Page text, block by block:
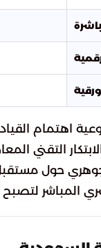
اهتمام
التقني
حول
المباشر